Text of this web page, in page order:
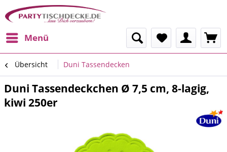
Menü
Übersicht Duni Tassendecken
Duni Tassendeckchen Ø 7,5 cm, 8-lagig,
kiwi 250er